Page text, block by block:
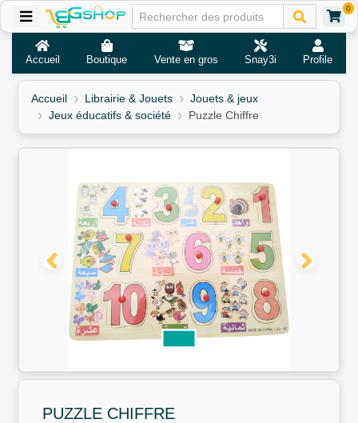
0
Accueil Boutique Vente en gros Snay3i Profile
Accueil Librairie & Jouets
Jouets & jeux
Jeux éducatifs & société
Puzzle Chiffre
PUZZLE CHIFFRE